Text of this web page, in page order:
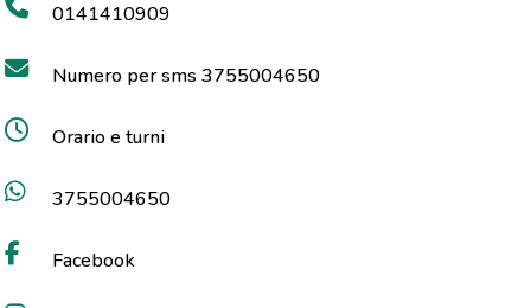
0141410909
Numero per sms 3755004650
Orario e turni
3755004650
Facebook